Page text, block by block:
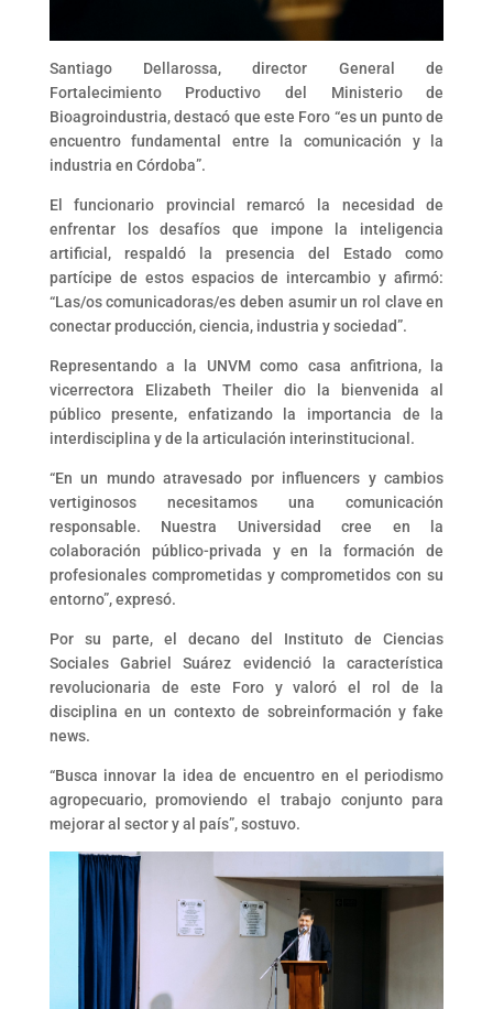
Santiago Dellarossa, director General de
Fortalecimiento Productivo del Ministerio de
Bioagroindustria, destacó que este Foro “es un punto de
encuentro fundamental entre la comunicación y la
industria en Córdoba”.
El funcionario provincial remarcó la necesidad de
enfrentar los desafíos que impone la inteligencia
artificial, respaldó la presencia del Estado como
partícipe de estos espacios de intercambio y afirmó:
“Las/os comunicadoras/es deben asumir un rol clave en
conectar producción, ciencia, industria y sociedad”.
Representando a la UNVM como casa anfitriona, la
vicerrectora Elizabeth Theiler dio la bienvenida al
público presente, enfatizando la importancia de la
interdisciplina y de la articulación interinstitucional.
“En un mundo atravesado por influencers y cambios
vertiginosos necesitamos una comunicación
responsable. Nuestra Universidad cree en la
colaboración público-privada y en la formación de
profesionales comprometidas y comprometidos con su
entorno”, expresó.
Por su parte, el decano del Instituto de Ciencias
Sociales Gabriel Suárez evidenció la característica
revolucionaria de este Foro y valoró el rol de la
disciplina en un contexto de sobreinformación y fake
news.
“Busca innovar la idea de encuentro en el periodismo
agropecuario, promoviendo el trabajo conjunto para
mejorar al sector y al país”, sostuvo.